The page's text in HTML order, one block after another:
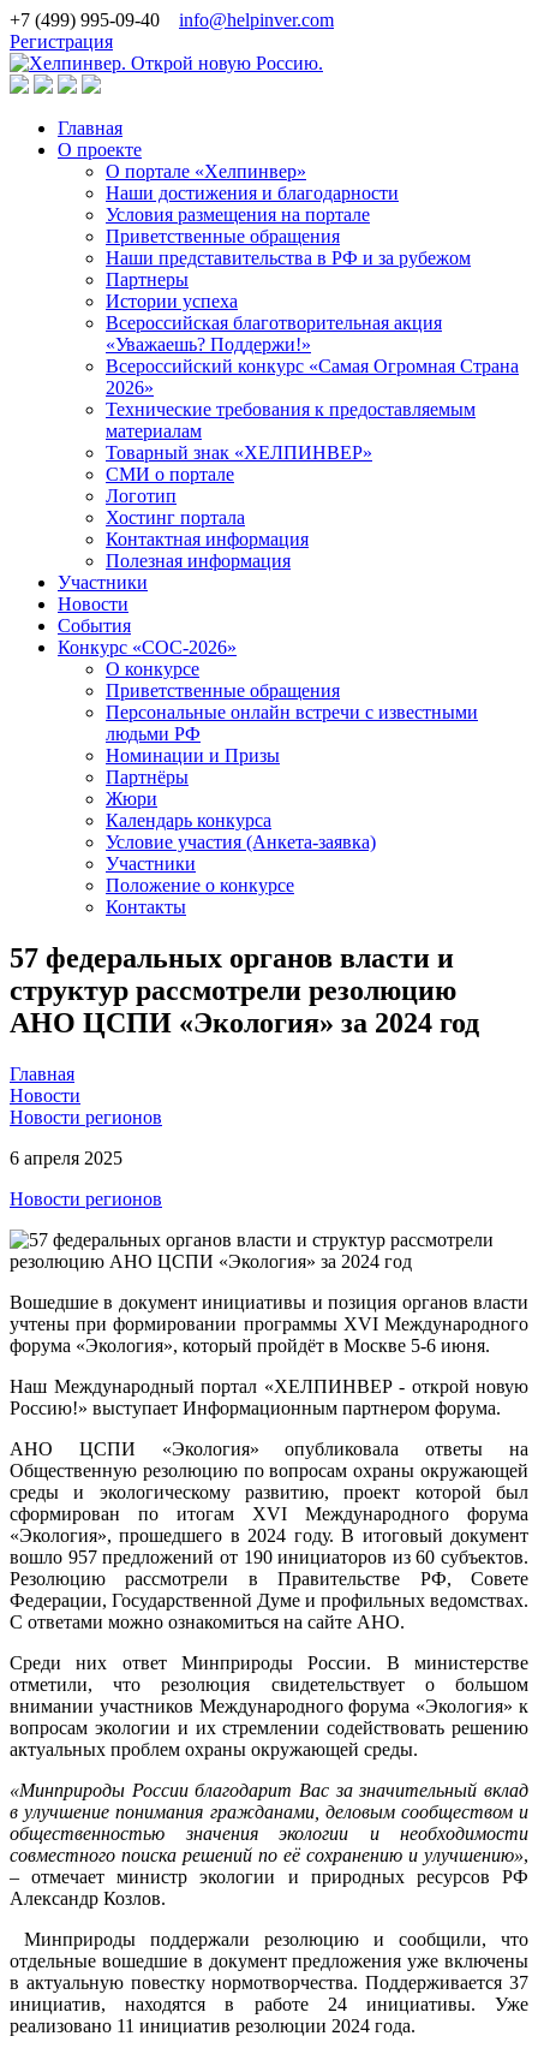
+7 (499) 995-09-40
info@helpinver.com
Регистрация
Главная
О проекте
О портале «Хелпинвер»
Наши достижения и благодарности
Условия размещения на портале
Приветственные обращения
Наши представительства в РФ и за рубежом
Партнеры
Истории успеха
Всероссийская благотворительная акция
«Уважаешь? Поддержи!»
Всероссийский конкурс «Самая Огромная Страна
2026»
Технические требования к предоставляемым
материалам
Товарный знак «ХЕЛПИНВЕР»
СМИ о портале
Логотип
Хостинг портала
Контактная информация
Полезная информация
Участники
Новости
События
Конкурс «СОС-2026»
О конкурсе
Приветственные обращения
Персональные онлайн встречи с известными
людьми РФ
Номинации и Призы
Партнёры
Жюри
Календарь конкурса
Условие участия (Анкета-заявка)
Участники
Положение о конкурсе
Контакты
57 федеральных органов власти и
структур рассмотрели резолюцию
АНО ЦСПИ «Экология» за 2024 год
Главная
Новости
Новости регионов
6 апреля 2025
Новости регионов
Вошедшие в документ инициативы и позиция органов власти
учтены при формировании программы XVIМеждународного
форума «Экология», который пройдёт в Москве 5-6 июня.
Наш Международный портал «ХЕЛПИНВЕР - открой новую
Россию!» выступает Информационным партнером форума.
АНО ЦСПИ «Экология» опубликовала ответы на
Общественную резолюцию по вопросам охраны окружающей
среды и экологическому развитию, проект которой был
сформирован по итогам XVI
Международного форума
«Экология», прошедшего в 2024 году. В итоговый документ
вошло 957 предложений от 190 инициаторов из 60 субъектов.
Резолюцию рассмотрели в Правительстве РФ, Совете
Федерации, Государственной Думе и профильных ведомствах.
С ответами можно ознакомиться на сайте АНО.
Среди них ответ Минприроды России. В министерстве
отметили, что резолюция свидетельствует о большом
внимании участников Международного форума «Экология» к
вопросам экологии и их стремлении содействовать решению
актуальных проблем охраны окружающей среды.
«Минприроды России благодарит Вас за значительный вклад
в улучшение понимания гражданами, деловым сообществом и
общественностью значения экологии и необходимости
совместного поиска решений по её сохранению и улучшению»,
– отмечает министр экологии и природных ресурсов РФ
Александр Козлов.
Минприроды поддержали резолюцию и сообщили, что
отдельные вошедшие в документ предложения уже включены
в актуальную повестку нормотворчества. Поддерживается 37
инициатив, находятся в работе 24 инициативы. Уже
реализовано 11 инициатив резолюции 2024 года.